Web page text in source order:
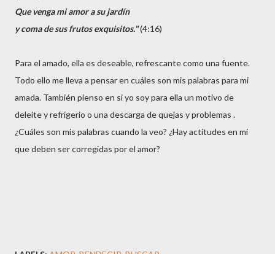
Que venga mi amor a su jardín
y coma de sus frutos exquisitos."(4:16)
Para el amado, ella es deseable, refrescante como una fuente.
Todo ello me lleva a pensar en cuáles son mis palabras para mi
amada. También pienso en si yo soy para ella un motivo de
deleite y refrigerio o una descarga de quejas y problemas .
¿Cuáles son mis palabras cuando la veo? ¿Hay actitudes en mi
que deben ser corregidas por el amor?